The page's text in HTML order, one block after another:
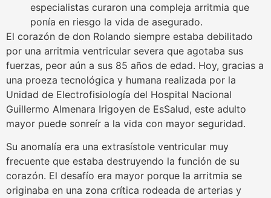
especialistas curaron una compleja arritmia que
ponía en riesgo la vida de asegurado.
El corazón de don Rolando siempre estaba debilitado
por una arritmia ventricular severa que agotaba sus
fuerzas, peor aún a sus 85 años de edad. Hoy, gracias a
una proeza tecnológica y humana realizada por la
Unidad de Electrofisiología del Hospital Nacional
Guillermo Almenara Irigoyen de EsSalud, este adulto
mayor puede sonreír a la vida con mayor seguridad.
Su anomalía era una extrasístole ventricular muy
frecuente que estaba destruyendo la función de su
corazón. El desafío era mayor porque la arritmia se
originaba en una zona crítica rodeada de arterias y